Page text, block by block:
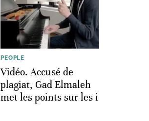
PEOPLE
Vidéo. Accusé de
plagiat, Gad Elmaleh
met les points sur les i